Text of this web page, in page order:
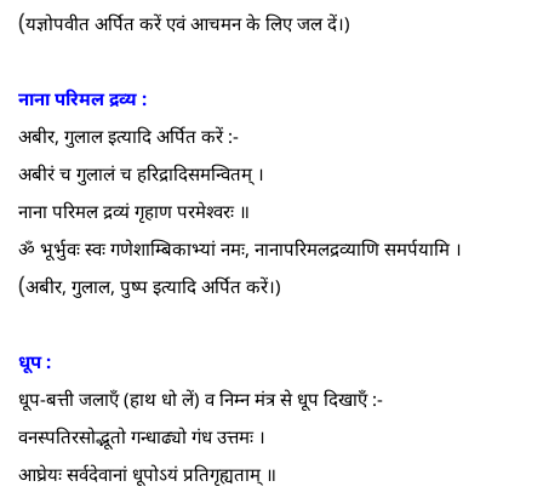
(यज्ञोपवीत अर्पित करें एवं आचमन के लिए जल दें।)
नाना परिमल द्रव्य :
अबीर, गुलाल इत्यादि अर्पित करें :-
अबीरं च गुलालं च हरिद्रादिसमन्वितम्‌ ।
नाना परिमल द्रव्यं गृहाण परमेश्वरः ॥
ॐ भूर्भुवः स्वः गणेशाम्बिकाभ्यां नमः, नानापरिमलद्रव्याणि समर्पयामि ।
(अबीर, गुलाल, पुष्प इत्यादि अर्पित करें।)
धूप :
धूप-बत्ती जलाएँ (हाथ धो लें) व निम्न मंत्र से धूप दिखाएँ :-
वनस्पतिरसोद्भूतो गन्धाढ्यो गंध उत्तमः ।
आघ्रेयः सर्वदेवानां धूपोऽयं प्रतिगृह्यताम्‌ ॥